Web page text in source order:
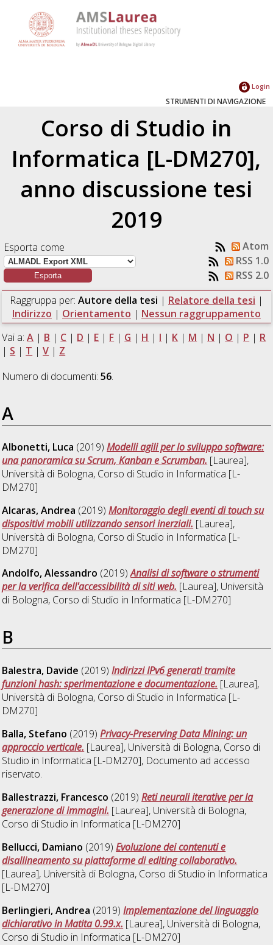
Login
STRUMENTI DI NAVIGAZIONE
Corso di Studio in
Informatica [L-DM270],
anno discussione tesi
2019
Esporta come
Atom
RSS 1.0
RSS 2.0
Raggruppa per: Autore della tesi | Relatore della tesi |
Indirizzo | Orientamento | Nessun raggruppamento
Vai a:A | B | C | D | E | F | G | H | I | K | M | N | O | P | R
| S | T |V | Z
Numero di documenti:56.
A
Albonetti, Luca (2019)Modelli agili per lo sviluppo software:
una panoramica su Scrum, Kanban e Scrumban. [Laurea],
Università di Bologna, Corso di Studio in Informatica [L-
DM270]
Alcaras, Andrea (2019)Monitoraggio degli eventi di touch su
dispositivi mobili utilizzando sensori inerziali. [Laurea],
Università di Bologna, Corso di Studio in Informatica [L-
DM270]
Andolfo, Alessandro (2019)Analisi di software o strumenti
per la verifica dell'accessibilità di siti web. [Laurea], Università
di Bologna, Corso di Studio in Informatica [L-DM270]
B
Balestra, Davide (2019)Indirizzi IPv6 generati tramite
funzioni hash: sperimentazione e documentazione. [Laurea],
Università di Bologna, Corso di Studio in Informatica [L-
DM270]
Balla, Stefano (2019)Privacy-Preserving Data Mining: un
approccio verticale. [Laurea], Università di Bologna, Corso di
Studio in Informatica [L-DM270], Documento ad accesso
riservato.
Ballestrazzi, Francesco (2019)Reti neurali iterative per la
generazione di immagini. [Laurea], Università di Bologna,
Corso di Studio in Informatica [L-DM270]
Bellucci, Damiano (2019)Evoluzione dei contenuti e
disallineamento su piattaforme di editing collaborativo.
[Laurea], Università di Bologna, Corso di Studio in Informatica
[L-DM270]
Berlingieri, Andrea (2019)Implementazione del linguaggio
dichiarativo in Matita 0.99.x. [Laurea], Università di Bologna,
Corso di Studio in Informatica [L-DM270]